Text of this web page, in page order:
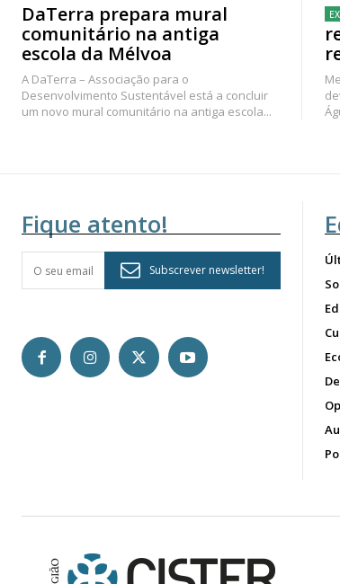
DaTerra prepara mural
comunitário na antiga
escola da Mélvoa
A DaTerra – Associação para o
Desenvolvimento Sustentável está a concluir
um novo mural comunitário na antiga escola...
Fique atento!
Subscrever newsletter!